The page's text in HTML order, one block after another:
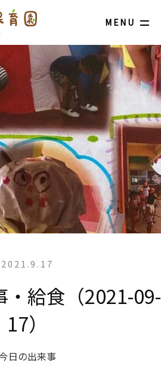
MENU
2021.9.17
・給食（2021-09-
17）
日の出来事